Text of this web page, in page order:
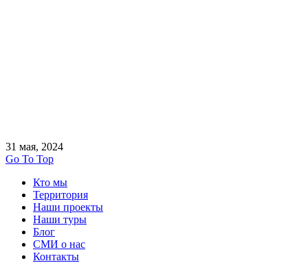
31 мая, 2024
Go To Top
Кто мы
Территория
Наши проекты
Наши туры
Блог
СМИ о нас
Контакты